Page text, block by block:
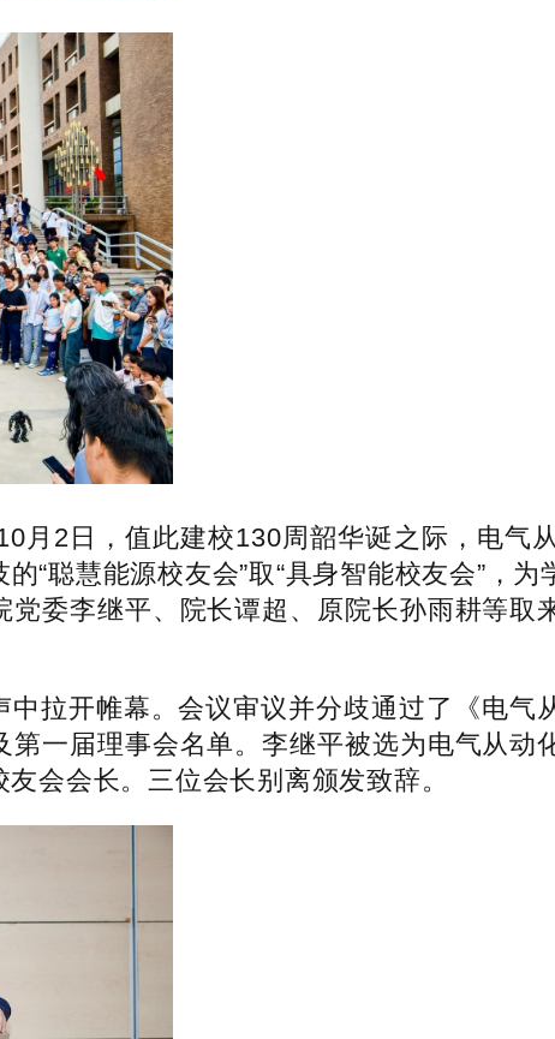
2日，值此建校130周韶华诞之际，电气
“聪慧能源校友会”取“具身智能校友会”，
委李继平、院长谭超、原院长孙雨耕等
开帷幕。会议审议并分歧通过了《电气
一届理事会名单。李继平被选为电气从动
会会长。三位会长别离颁发致辞。